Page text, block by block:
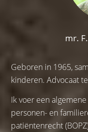
mr.
Geboren in 1965,
kinderen. Advocaat
Ik voer een
personen- en
patiëntenrecht